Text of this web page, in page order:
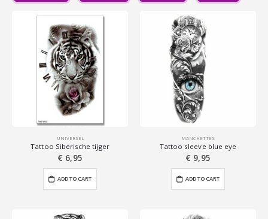
UNIVERSEL
Tattoo Siberische tijger
€ 6,95
ADD TO CART
MANCHETTES
Tattoo sleeve blue eye
€ 9,95
ADD TO CART